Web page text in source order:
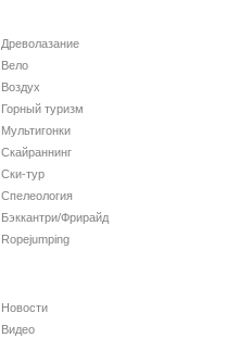
Древолазание
Вело
Воздух
Горный туризм
Мультигонки
Скайраннинг
Ски-тур
Спелеология
Бэккантри/Фрирайд
Ropejumping
Новости
Видео